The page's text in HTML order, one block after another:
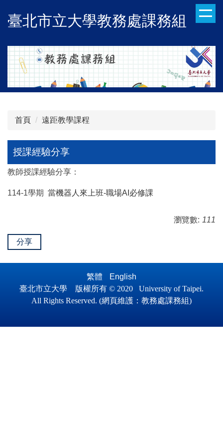
到
內
容
區
臺北市立大學教務處課務組
首頁 遠距教學課程
授課經驗分享
教師授課經驗分享：
114-1學期 當機器人來上班-職場AI必修課
瀏覽數: 111
分享
繁體 English
臺北市立大學 版權所有 © 2020 University of Taipei.
All Rights Reserved. (網頁維護 ： 教務處課務組)